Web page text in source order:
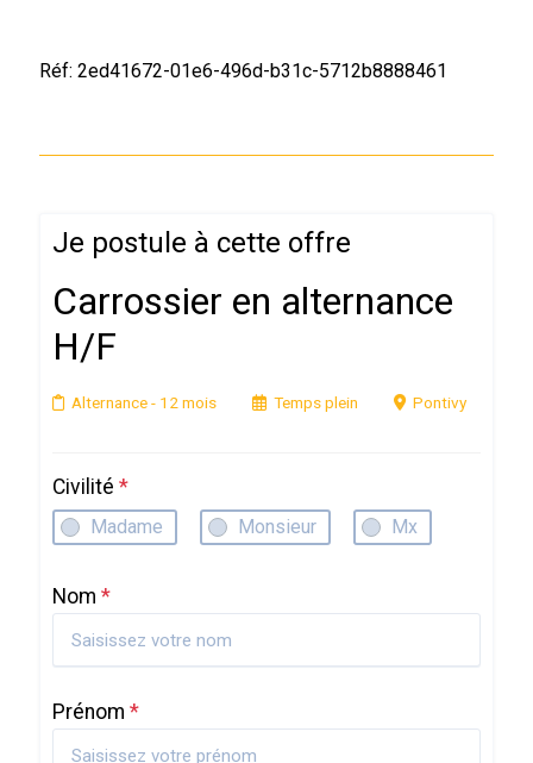
Réf: 2ed41672-01e6-496d-b31c-5712b8888461
Je postule à cette offre
Carrossier en alternance
H/F
Alternance- 12 mois Temps plein Pontivy
Civilité *
Madame Monsieur Mx
Nom *
Prénom *